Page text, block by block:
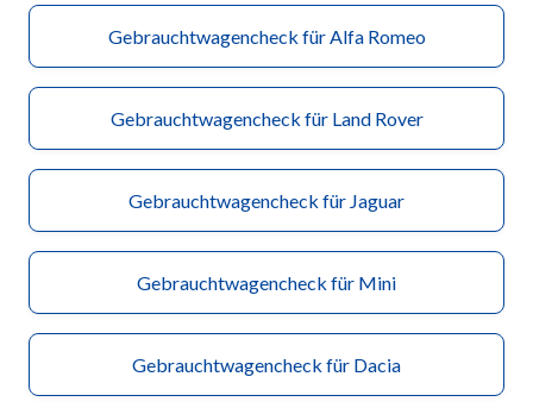
Gebrauchtwagencheck für Alfa Romeo
Gebrauchtwagencheck für Land Rover
Gebrauchtwagencheck für Jaguar
Gebrauchtwagencheck für Mini
Gebrauchtwagencheck für Dacia